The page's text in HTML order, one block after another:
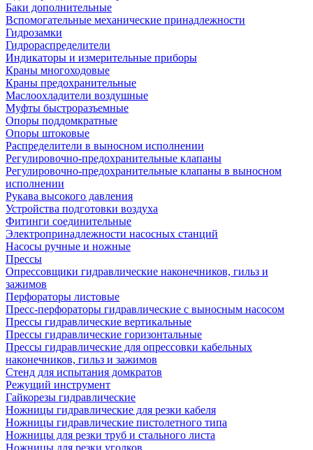
Баки дополнительные
Вспомогательные механические принадлежности
Гидрозамки
Гидрораспределители
Индикаторы и измерительные приборы
Краны многоходовые
Краны предохранительные
Маслоохладители воздушные
Муфты быстроразъемные
Опоры поддомкратные
Опоры штоковые
Распределители в выносном исполнении
Регулировочно-предохранительные клапаны
Регулировочно-предохранительные клапаны в выносном
исполнении
Рукава высокого давления
Устройства подготовки воздуха
Фитинги соединительные
Электропринадлежности насосных станций
Насосы ручные и ножные
Прессы
Опрессовщики гидравлические наконечников, гильз и
зажимов
Перфораторы листовые
Пресс-перфораторы гидравлические с выносным насосом
Прессы гидравлические вертикальные
Прессы гидравлические горизонтальные
Прессы гидравлические для опрессовки кабельных
наконечников, гильз и зажимов
Стенд для испытания домкратов
Режущий инструмент
Гайкорезы гидравлические
Ножницы гидравлические для резки кабеля
Ножницы гидравлические пистолетного типа
Ножницы для резки труб и стального листа
Ножницы для резки уголков